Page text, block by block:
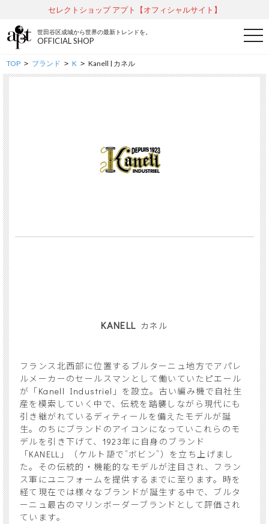
セレクトショップ アプト【オフィシャルサイト】
世田谷区成城から世界の最新トレンドを。
OFFICIAL SHOP
t
o
e
TOP > ブランド > K > Kanell | カネル
KANELL カネル
フランス北西部に位置するブルターニュ地方でアパレ
ルメーカーのセールスマンとして働いていたピエール
が「Kanell Industriel」を設立。古い編み機で自社生
産を模索していく中で、伝統を踏襲しながら現代にも
引き継がれているディティールを備えたモデルが誕
生。のちにブランドのアイコンになっていこれらのモ
デルを引き下げて、1923年に自身のブランド
「KANELL」（ケルト語で”ボビン”）を立ち上げまし
た。その伝統的・機能的なモデルが注目され、フラン
ス軍にユニフォームを提供するまでに至ります。時を
経て現在では様々なブランドが誕生する中で、ブルタ
ーニュ最古のマリンボーダーブランドとして評価され
ています。